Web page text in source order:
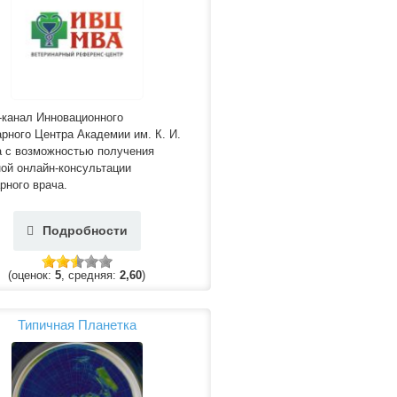
Инновационного
Центра Академии им. К. И.
с возможностью получения
онлайн-консультации
врача.
Подробности
(оценок: 5 , средняя: 2,60)
Типичная Планетка